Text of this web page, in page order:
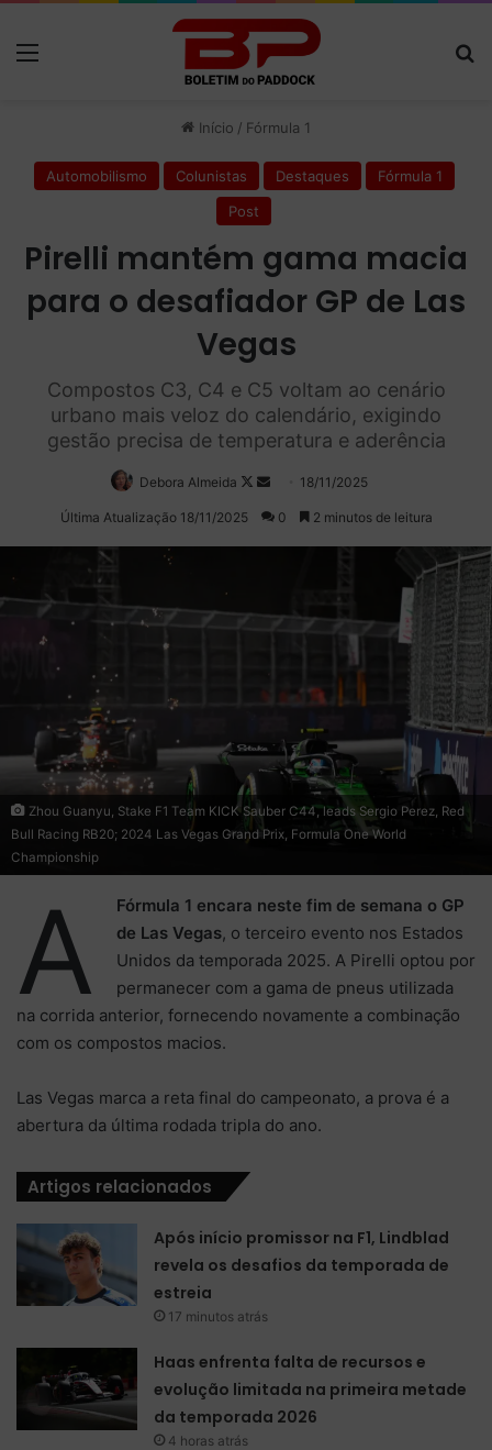
Início / Fórmula 1
Automobilismo Colunistas Destaques
Fórmula 1
Post
Pirelli mantém gama macia
para o desafiador GP de Las
Vegas
Compostos C3, C4 e C5 voltam ao cenário
urbano mais veloz do calendário, exigindo
gestão precisa de temperatura e aderência
Debora Almeida
Follow
on
Mande
um
18/11/2025
Última Atualização 18/11/2025 0 2 minutos de leitura
Zhou Guanyu, Stake F1 Team KICK Sauber C44, leads Sergio Perez, Red
Bull Racing RB20; 2024 Las Vegas Grand Prix, Formula One World
Championship
A
Fórmula 1 encara neste fim de semana o GP
de Las Vegas, o terceiro evento nos Estados
Unidos da temporada 2025. A Pirelli optou por
permanecer com a gama de pneus utilizada
na corrida anterior, fornecendo novamente a combinação
com os compostos macios.
Las Vegas marca a reta final do campeonato, a prova é a
abertura da última rodada tripla do ano.
Artigos relacionados
Após início promissor na F1, Lindblad
revela os desafios da temporada de
estreia
17 minutos atrás
Haas enfrenta falta de recursos e
evolução limitada na primeira metade
da temporada 2026
4 horas atrás